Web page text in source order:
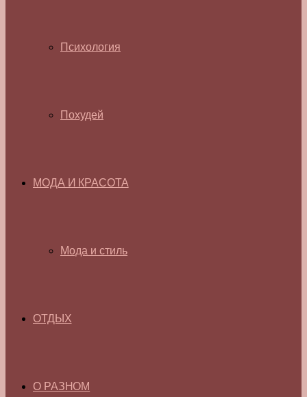
Психология
Похудей
МОДА И КРАСОТА
Мода и стиль
ОТДЫХ
О РАЗНОМ